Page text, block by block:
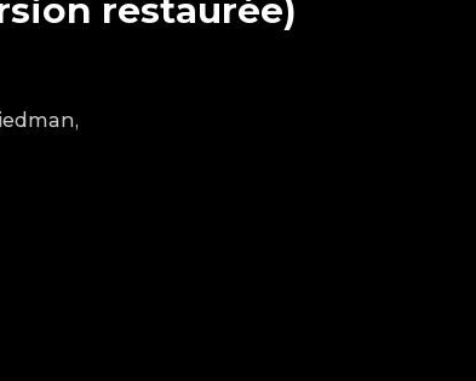
restaurée)